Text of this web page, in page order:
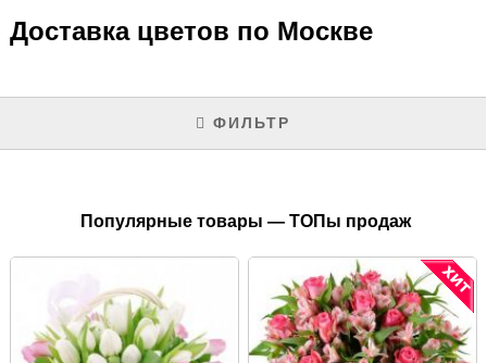
Доставка цветов по Москве
ФИЛЬТР
Популярные товары — ТОПы продаж